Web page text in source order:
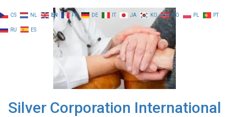
to
content
Silver Corporation International
CS NL EN FR DE IT JA KO NO PL PT
RU ES